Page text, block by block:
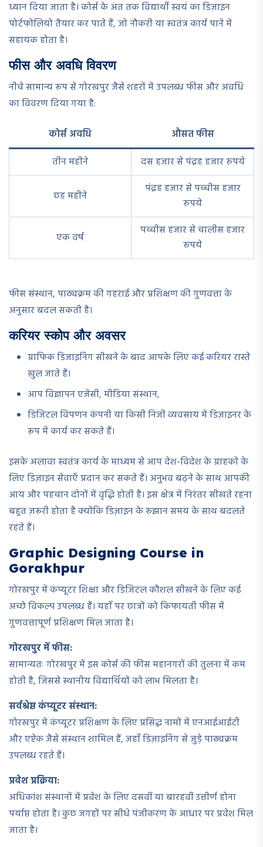
ध्यान दिया जाता है। कोर्स के अंत तक विद्यार्थी स्वयं का डिज़ाइन
पोर्टफोलियो तैयार कर पाते हैं, जो नौकरी या स्वतंत्र कार्य पाने में
सहायक होता है।
फीस और अवधि विवरण
नीचे सामान्य रूप से गोरखपुर जैसे शहरों में उपलब्ध फीस और अवधि
का विवरण दिया गया है:
कोर्स अवधि
औसत फीस
तीन महीने
दस हजार से पंद्रह हजार रुपये
छह महीने
पंद्रह हजार से पच्चीस हजार
रुपये
एक वर्ष
पच्चीस हजार से चालीस हजार
रुपये
फीस संस्थान, पाठ्यक्रम की गहराई और प्रशिक्षण की गुणवत्ता के
अनुसार बदल सकती है।
करियर स्कोप और अवसर
ग्राफिक डिजाइनिंग सीखने के बाद आपके लिए कई करियर रास्ते
खुल जाते हैं।
आप विज्ञापन एजेंसी, मीडिया संस्थान,
डिजिटल विपणन कंपनी या किसी निजी व्यवसाय में डिज़ाइनर के
रूप में कार्य कर सकते हैं।
इसके अलावा स्वतंत्र कार्य के माध्यम से आप देश-विदेश के ग्राहकों के
लिए डिज़ाइन सेवाएँ प्रदान कर सकते हैं। अनुभव बढ़ने के साथ आपकी
आय और पहचान दोनों में वृद्धि होती है। इस क्षेत्र में निरंतर सीखते रहना
बहुत ज़रूरी होता है क्योंकि डिज़ाइन के रुझान समय के साथ बदलते
रहते हैं।
Graphic Designing Course in
Gorakhpur
गोरखपुर में कंप्यूटर शिक्षा और डिजिटल कौशल सीखने के लिए कई
अच्छे विकल्प उपलब्ध हैं। यहाँ पर छात्रों को किफायती फीस में
गुणवत्तापूर्ण प्रशिक्षण मिल जाता है।
गोरखपुर में फीस:
सामान्यतः गोरखपुर में इस कोर्स की फीस महानगरों की तुलना में कम
होती है, जिससे स्थानीय विद्यार्थियों को लाभ मिलता है।
सर्वश्रेष्ठ कंप्यूटर संस्थान:
गोरखपुर में कंप्यूटर प्रशिक्षण के लिए प्रसिद्ध नामों में एनआईआईटी
और एप्टेक जैसे संस्थान शामिल हैं, जहाँ डिज़ाइनिंग से जुड़े पाठ्यक्रम
उपलब्ध रहते हैं।
प्रवेश प्रक्रिया:
अधिकांश संस्थानों में प्रवेश के लिए दसवीं या बारहवीं उत्तीर्ण होना
पर्याप्त होता है। कुछ जगहों पर सीधे पंजीकरण के आधार पर प्रवेश मिल
जाता है।